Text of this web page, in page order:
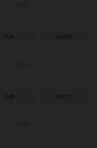
14歳～ 2020年
10歳～ 2017年